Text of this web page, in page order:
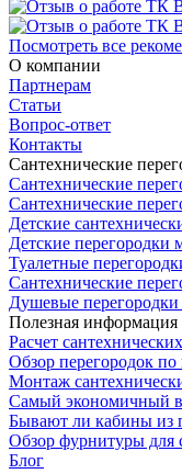
Посмотреть все
О компании
Партнерам
Статьи
Вопрос-ответ
Контакты
Сантехнические
Сантехнические
Сантехнические
Детские
Детские перегородки
Туалетные
Сантехнические
Душевые перегородки
Полезная информация
Расчет
Обзор перегородок по
Монтаж
Самый экономичный
Бывают ли кабины из
Обзор фурнитуры для
Блог